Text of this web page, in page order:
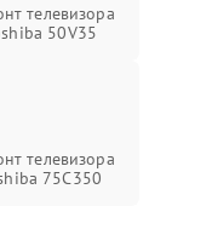
телевизора
50V35
телевизора
75C350